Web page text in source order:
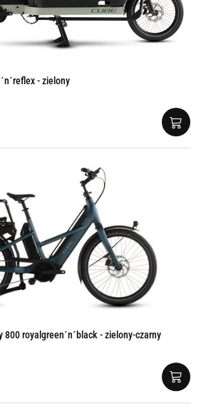
- zielony
800 royalgreen´n´black - zielony-czarny